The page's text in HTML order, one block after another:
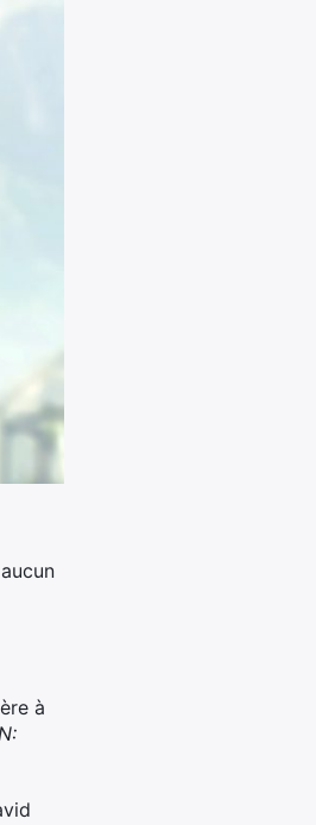
à